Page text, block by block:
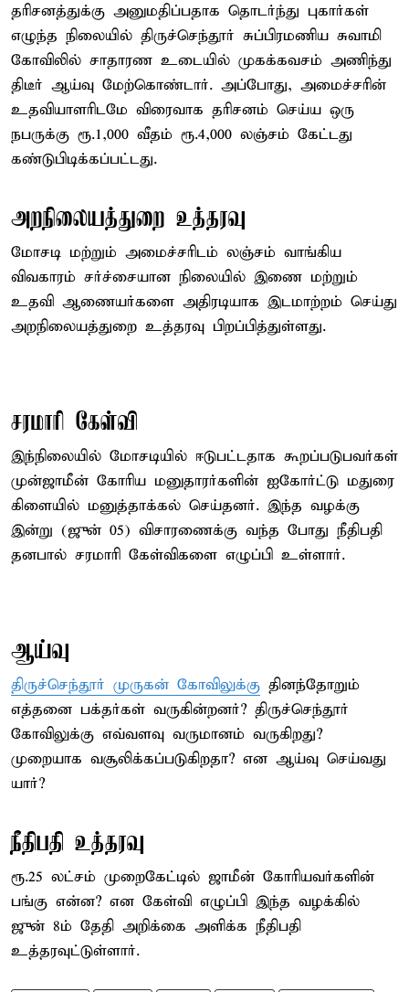
தரிசனத்துக்கு அனுமதிப்பதாக தொடர்ந்து புகார்கள்
எழுந்த நிலையில் திருச்செந்தூர் சுப்பிரமணிய சுவாமி
கோவிலில் சாதாரண உடையில் முகக்கவசம் அணிந்து
திடீர் ஆய்வு மேற்கொண்டார். அப்போது, அமைச்சரின்
உதவியாளரிடமே விரைவாக தரிசனம் செய்ய ஒரு
நபருக்கு ரூ.1,000 வீதம் ரூ.4,000 லஞ்சம் கேட்டது
கண்டுபிடிக்கப்பட்டது.
அறநிலையத்துறை உத்தரவு
மோசடி மற்றும் அமைச்சரிடம் லஞ்சம் வாங்கிய
விவகாரம் சர்ச்சையான நிலையில் இணை மற்றும்
உதவி ஆணையர்களை அதிரடியாக இடமாற்றம் செய்து
அறநிலையத்துறை உத்தரவு பிறப்பித்துள்ளது.
சரமாரி கேள்வி
இந்நிலையில் மோசடியில் ஈடுபட்டதாக கூறப்படுபவர்கள்
முன்ஜாமீன் கோரிய மனுதாரர்களின் ஐகோர்ட்டு மதுரை
கிளையில் மனுத்தாக்கல் செய்தனர். இந்த வழக்கு
இன்று (ஜுன் 05) விசாரணைக்கு வந்த போது நீதிபதி
தனபால் சரமாரி கேள்விகளை எழுப்பி உள்ளார்.
ஆய்வு
திருச்செந்தூர் முருகன் கோவிலுக்கு தினந்தோறும்
எத்தனை பக்தர்கள் வருகின்றனர்? திருச்செந்தூர்
கோவிலுக்கு எவ்வளவு வருமானம் வருகிறது?
முறையாக வசூலிக்கப்படுகிறதா? என ஆய்வு செய்வது
யார்?
நீதிபதி உத்தரவு
ரூ.25 லட்சம் முறைகேட்டில் ஜாமீன் கோரியவர்களின்
பங்கு என்ன? என கேள்வி எழுப்பி இந்த வழக்கில்
ஜுன் 8ம் தேதி அறிக்கை அளிக்க நீதிபதி
உத்தரவுட்டுள்ளார்.